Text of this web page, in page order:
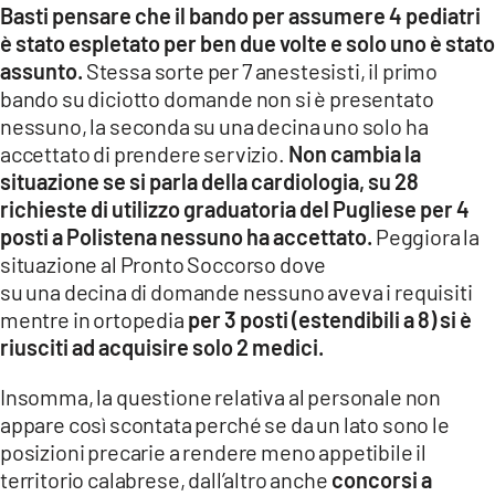
Basti pensare che il bando per assumere 4 pediatri
è stato espletato per ben due volte e solo uno è stato
assunto. Stessa sorte per 7 anestesisti, il primo
bando su diciotto domande non si è presentato
nessuno, la seconda su una decina uno solo ha
accettato di prendere servizio. Non cambia la
situazione se si parla della cardiologia, su 28
richieste di utilizzo graduatoria del Pugliese per 4
posti a Polistena nessuno ha accettato. Peggiora la
situazione al Pronto Soccorso dove
su una decina di domande nessuno aveva i requisiti
mentre in ortopedia per 3 posti (estendibili a 8) si è
riusciti ad acquisire solo 2 medici.
Insomma, la questione relativa al personale non
appare così scontata perché se da un lato sono le
posizioni precarie a rendere meno appetibile il
territorio calabrese, dall’altro anche concorsi a